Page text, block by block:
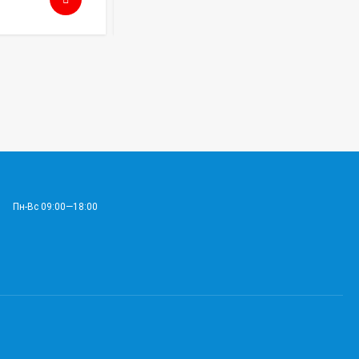
Пн-Вс 09:00—18:00